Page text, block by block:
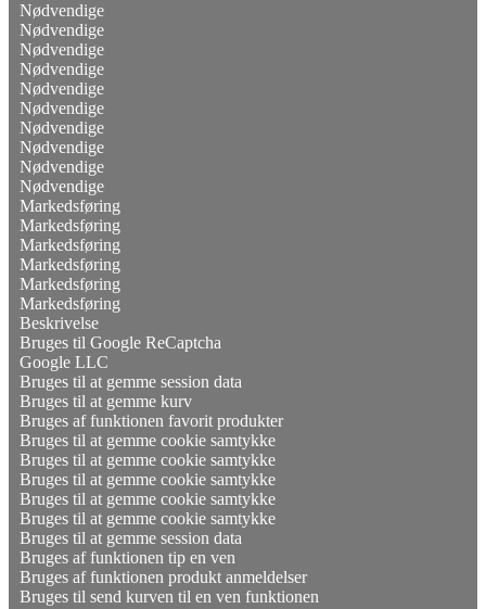
Nødvendige
Nødvendige
Nødvendige
Nødvendige
Nødvendige
Nødvendige
Nødvendige
Nødvendige
Nødvendige
Nødvendige
Markedsføring
Markedsføring
Markedsføring
Markedsføring
Markedsføring
Markedsføring
Beskrivelse
Bruges til Google ReCaptcha
Google LLC
Bruges til at gemme session data
Bruges til at gemme kurv
Bruges af funktionen favorit produkter
Bruges til at gemme cookie samtykke
Bruges til at gemme cookie samtykke
Bruges til at gemme cookie samtykke
Bruges til at gemme cookie samtykke
Bruges til at gemme cookie samtykke
Bruges til at gemme session data
Bruges af funktionen tip en ven
Bruges af funktionen produkt anmeldelser
Bruges til send kurven til en ven funktionen